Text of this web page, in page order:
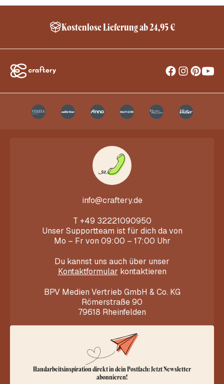
Kostenlose Lieferung ab 24,95 €
info@craftery.de
T +49 32221090950
Unser Supportteam ist für dich da von
Mo – Fr von 09:00 – 17:00 Uhr
Du kannst uns auch über unser
Kontaktformular kontaktieren
BPV Medien Vertrieb GmbH & Co. KG
Römerstraße 90
79618 Rheinfelden
Handarbeitsinspiration direkt in dein Postfach: Jetzt Newsletter
abonnieren!